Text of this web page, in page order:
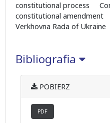
constitutional process
constitutional
Verkhovna Rada of Ukraine
Bibliografia
POBIERZ
PDF